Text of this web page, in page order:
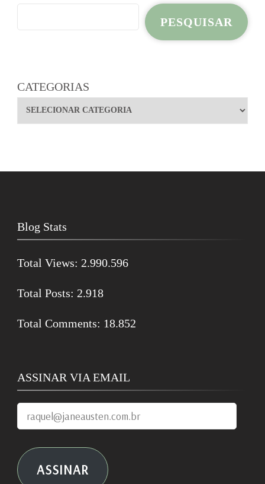
PESQUISAR
CATEGORIAS
Blog Stats
Total Views: 2.990.596
Total Posts: 2.918
Total Comments: 18.852
ASSINAR VIA EMAIL
raquel@janeausten.com.br
ASSINAR